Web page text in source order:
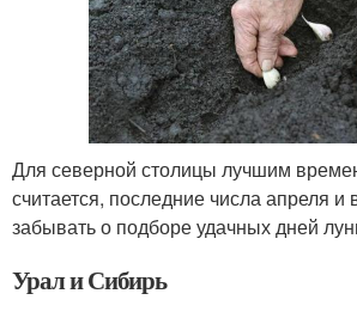
Для северной столицы лучшим
считается, последние числа апреля
забывать о подборе удачных дней
Урал и Сибирь